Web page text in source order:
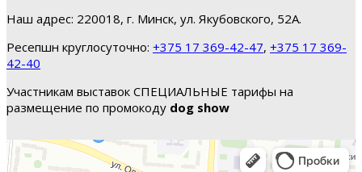
Наш адрес: 220018, г. Минск, ул. Якубовского, 52А.
Ресепшн круглосуточно: +375 17 369-42-47, +375 17 369-
42-40
Участникам выставок СПЕЦИАЛЬНЫЕ тарифы на
размещение по промокоду dog show